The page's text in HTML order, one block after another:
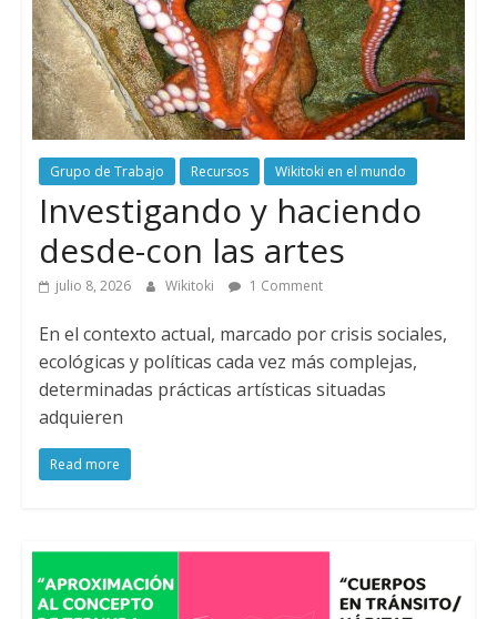
Grupo de Trabajo Recursos Wikitoki en el mundo
Investigando y haciendo
desde-con las artes
julio 8, 2026 Wikitoki 1 Comment
En el contexto actual, marcado por crisis sociales,
ecológicas y políticas cada vez más complejas,
determinadas prácticas artísticas situadas
adquieren
Read more